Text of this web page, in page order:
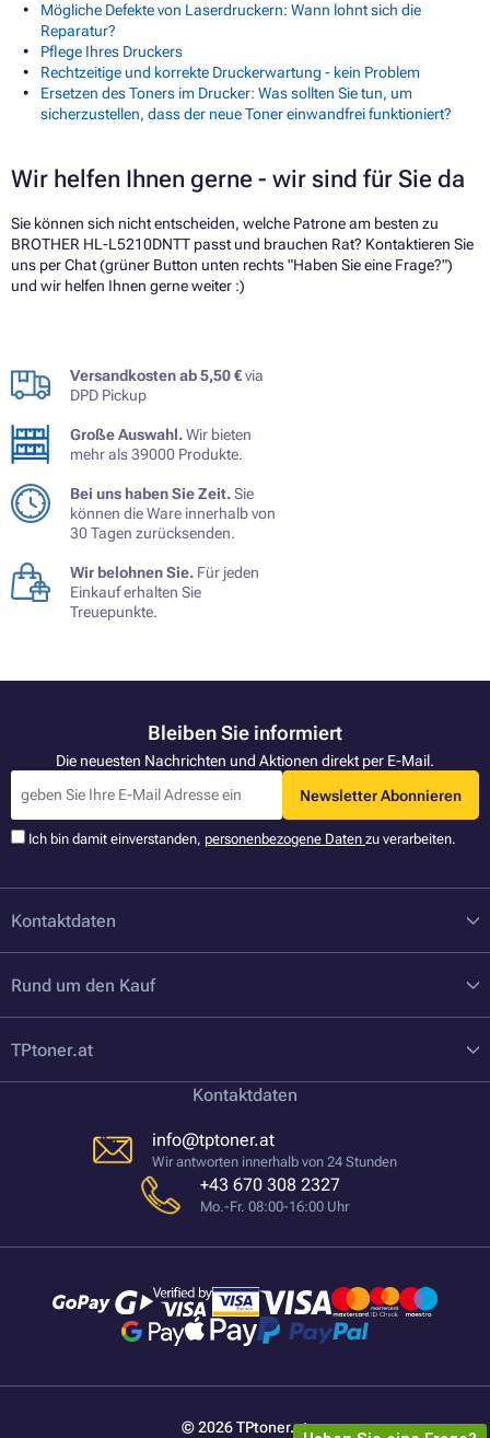
Mögliche Defekte von Laserdruckern: Wann lohnt sich die
Reparatur?
Pflege Ihres Druckers
Rechtzeitige und korrekte Druckerwartung - kein Problem
Ersetzen des Toners im Drucker: Was sollten Sie tun, um
sicherzustellen, dass der neue Toner einwandfrei funktioniert?
Wir helfen Ihnen gerne - wir sind für Sie da
Sie können sich nicht entscheiden, welche Patrone am besten zu
BROTHER HL-L5210DNTT passt und brauchen Rat? Kontaktieren Sie
uns per Chat (grüner Button unten rechts "Haben Sie eine Frage?")
und wir helfen Ihnen gerne weiter :)
Versandkosten ab 5,50 €via
DPD Pickup
Große Auswahl.Wir bieten
mehr als 39000 Produkte.
Bei uns haben Sie Zeit.Sie
können die Ware innerhalb von
30 Tagen zurücksenden.
Wir belohnen Sie. Für jeden
Einkauf erhalten Sie
Treuepunkte.
Bleiben Sie informiert
Die neuesten Nachrichten und Aktionen direkt per E-Mail.
Newsletter Abonnieren
Ich bin damit einverstanden, personenbezogene Daten zu verarbeiten.
Kontaktdaten
Rund um den Kauf
TPtoner.at
Kontaktdaten
info@tptoner.at
Wir antworten innerhalb von 24 Stunden
+43 670 308 2327
Mo.-Fr. 08:00-16:00 Uhr
© 2026 TPtoner.at